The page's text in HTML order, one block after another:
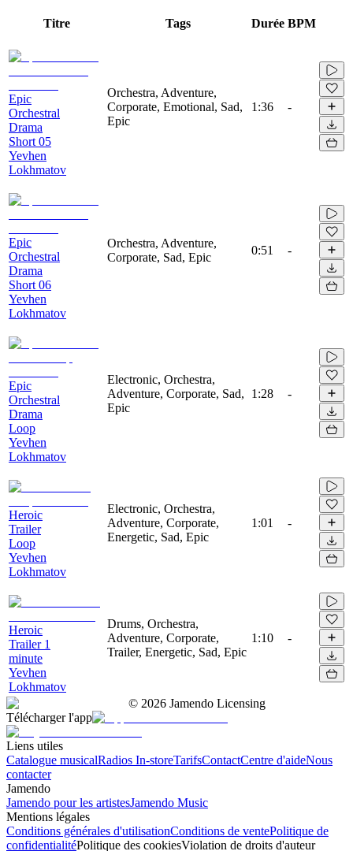
Titre Tags Durée BPM
Epic
Orchestral
Drama
Short 05
Yevhen
Lokhmatov
Orchestra, Adventure,
Corporate, Emotional, Sad,
Epic
1:36 -
Epic
Orchestral
Drama
Short 06
Yevhen
Lokhmatov
Orchestra, Adventure,
Corporate, Sad, Epic
0:51 -
Epic
Orchestral
Drama
Loop
Yevhen
Lokhmatov
Electronic, Orchestra,
Adventure, Corporate, Sad,
Epic
1:28 -
Heroic
Trailer
Loop
Yevhen
Lokhmatov
Electronic, Orchestra,
Adventure, Corporate,
Energetic, Sad, Epic
1:01 -
Heroic
Trailer 1
minute
Yevhen
Lokhmatov
Drums, Orchestra,
Adventure, Corporate,
Trailer, Energetic, Sad, Epic
1:10 -
© 2026 Jamendo Licensing
Télécharger l'app
Liens utiles
Catalogue musicalRadios In-storeTarifsContactCentre d'aideNous
contacter
Jamendo
Jamendo pour les artistesJamendo Music
Mentions légales
Conditions générales d'utilisationConditions de ventePolitique de
confidentialitéPolitique des cookiesViolation de droits d'auteur